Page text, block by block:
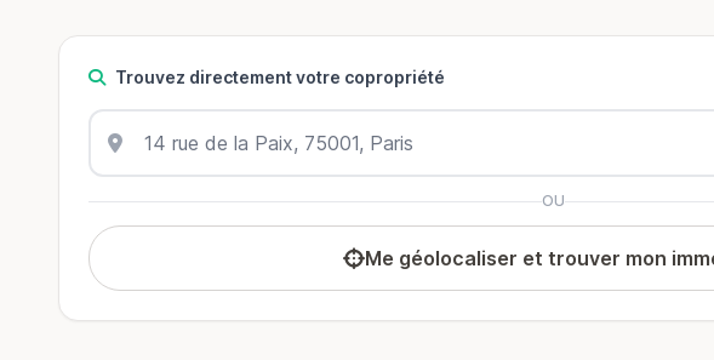
Trouvez directement votre copropriété
OU
Me géolocaliser et trouver mon